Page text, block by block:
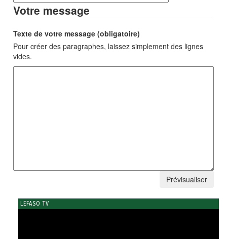
Votre message
Texte de votre message (obligatoire)
Pour créer des paragraphes, laissez simplement des lignes
vides.
LEFASO TV